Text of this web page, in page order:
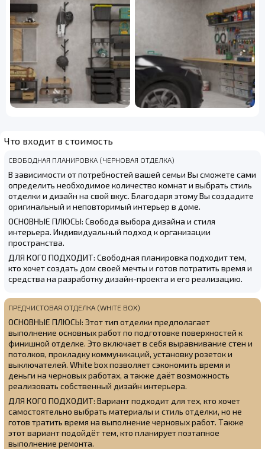
Что входит в стоимость
СВОБОДНАЯ ПЛАНИРОВКА (ЧЕРНОВАЯ ОТДЕЛКА)
В зависимости от потребностей вашей семьи Вы сможете сами
определить необходимое количество комнат и выбрать стиль
отделки и дизайн на свой вкус. Благодаря этому Вы создадите
оригинальный и неповторимый интерьер в доме.
ОСНОВНЫЕ ПЛЮСЫ: Свобода выбора дизайна и стиля
интерьера. Индивидуальный подход к организации
пространства.
ДЛЯ КОГО ПОДХОДИТ: Свободная планировка подходит тем,
кто хочет создать дом своей мечты и готов потратить время и
средства на разработку дизайн-проекта и его реализацию.
ПРЕДЧИСТОВАЯ ОТДЕЛКА (WHITE BOX)
ОСНОВНЫЕ ПЛЮСЫ: Этот тип отделки предполагает
выполнение основных работ по подготовке поверхностей к
финишной отделке. Это включает в себя выравнивание стен и
потолков, прокладку коммуникаций, установку розеток и
выключателей. White box позволяет сэкономить время и
деньги на черновых работах, а также даёт возможность
реализовать собственный дизайн интерьера.
ДЛЯ КОГО ПОДХОДИТ: Вариант подходит для тех, кто хочет
самостоятельно выбрать материалы и стиль отделки, но не
готов тратить время на выполнение черновых работ. Также
этот вариант подойдёт тем, кто планирует поэтапное
выполнение ремонта.